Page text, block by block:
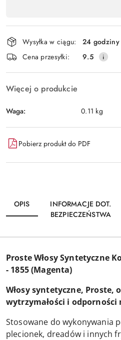
płatność
i
dostawa
Wysyłka w ciągu:
24 godziny
Cena przesyłki:
9.5
Więcej o produkcie
Waga: 0.11 kg
Pobierz produkt do PDF
OPIS
INFORMACJE DOT.
BEZPIECZEŃSTWA
Proste Włosy Syntetyczne
- 1855 (Magenta)
Włosy syntetyczne, Proste,
wytrzymałości i odporności
Stosowane do wykonywania
plecionek, dreadów i innych